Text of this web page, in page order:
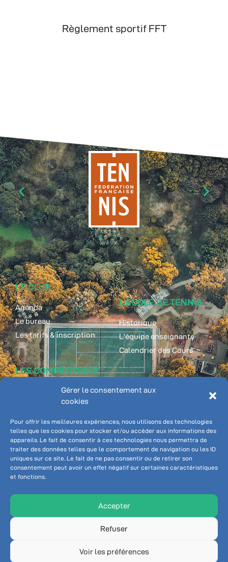
Gérer le consentement aux
cookies
Pour offrir les meilleures expériences, nous utilisons des technologies
telles que les cookies pour stocker et/ou accéder aux informations des
appareils. Le fait de consentir à ces technologies nous permettra de
traiter des données telles que le comportement de navigation ou les ID
uniques sur ce site. Le fait de ne pas consentir ou de retirer son
consentement peut avoir un effet négatif sur certaines caractéristiques
et fonctions.
Accepter
Refuser
Voir les préférences
Règlement sportif FFT
LE CLUB
Agenda
Le bureau
Les tarifs & inscription
L'ÉCOLE DE TENNIS
Historique
L'équipe enseignante
Calendrier des Cours
LES COMPÉTITIONS
Classements
Championnat individuel
Championnat par équipe
ADHÉRENT
Pôle Tennis Inter-
communale
Booky - réservation
Connexion
NOUS SUIVRE
© Tennis Club Servonnais 2026